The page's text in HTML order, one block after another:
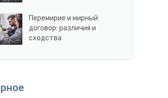
Перемирие и мирный
договор: различия и
сходства